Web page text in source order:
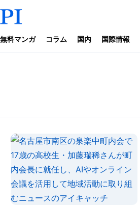
無料マンガ コラム 国内 国際情報